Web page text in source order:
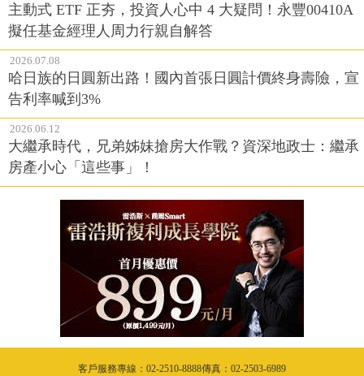
主動式 ETF 正夯，投資人心中 4 大疑問！永豐00410A
擬任基金經理人周力行親自解答
2026.07.08
哈日族的日圓新出路！國內首張日圓計價終身壽險，宣
告利率喊到3%
2026.06.12
大繼承時代，兄弟姊妹搶房大作戰？資深地政士：繼承
房產小心「這些事」！
客戶服務專線：02-2510-8888傳真：02-2503-6989